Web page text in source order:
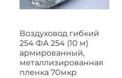
Воздуховод гибкий
254 ФА 254 (10 м)
армированный,
металлизированная
пленка 70мкр